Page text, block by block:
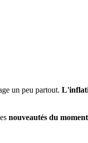
un peu partout.
nouveautés du